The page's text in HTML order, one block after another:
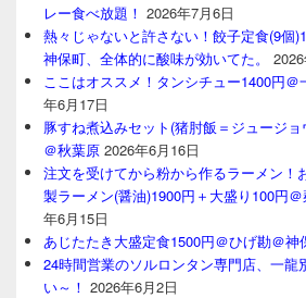
レー食べ放題！ 2026年7月6日
熱々じゃないと許さない！餃子定食(9個
神保町、全体的に酸味が効いてた。
ここはオススメ！タンシチュー1400円＠
年6月17日
豚すね煮込みセット(猪肘飯＝ジュージ
＠秋葉原 2026年6月16日
注文を受けてから粉から作るラーメン！
製ラーメン(醤油)1900円＋大盛り100円
年6月15日
あじたたき大盛定食1500円＠ひげ勘＠神
24時間営業のソルロンタン専門店、一龍
い～！ 2026年6月2日